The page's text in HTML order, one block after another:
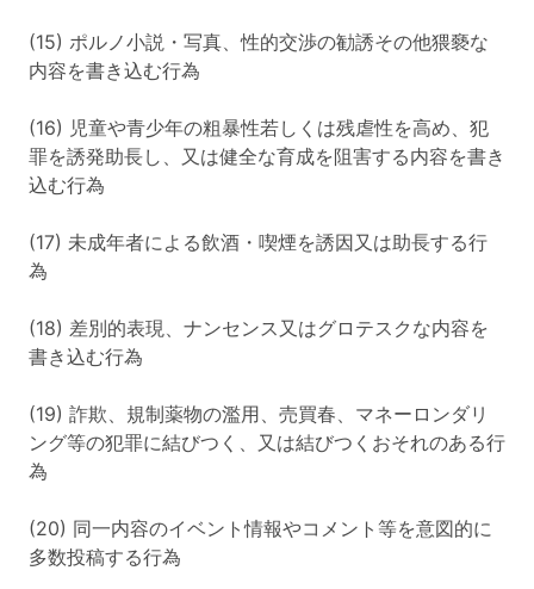
(15) ポルノ小説・写真、性的交渉の勧誘その他猥褻な
内容を書き込む行為
(16) 児童や青少年の粗暴性若しくは残虐性を高め、犯
罪を誘発助長し、又は健全な育成を阻害する内容を書き
込む行為
(17) 未成年者による飲酒・喫煙を誘因又は助長する行
為
(18) 差別的表現、ナンセンス又はグロテスクな内容を
書き込む行為
(19) 詐欺、規制薬物の濫用、売買春、マネーロンダリ
ング等の犯罪に結びつく、又は結びつくおそれのある行
為
(20) 同一内容のイベント情報やコメント等を意図的に
多数投稿する行為